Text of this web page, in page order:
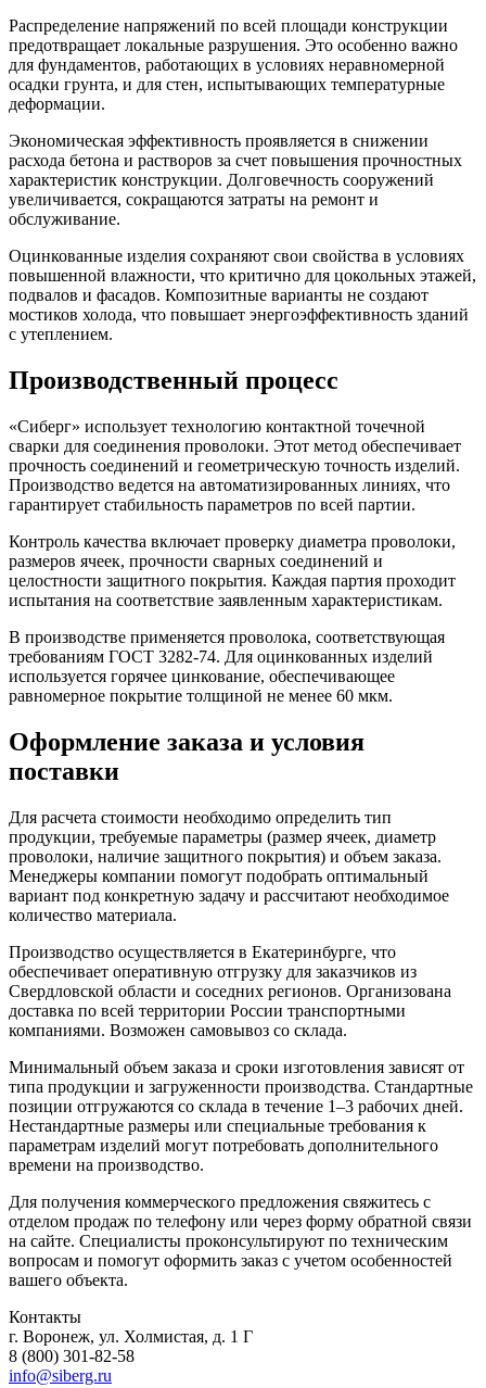
Распределение напряжений по всей площади конструкции
предотвращает локальные разрушения. Это особенно важно
для фундаментов, работающих в условиях неравномерной
осадки грунта, и для стен, испытывающих температурные
деформации.
Экономическая эффективность проявляется в снижении
расхода бетона и растворов за счет повышения прочностных
характеристик конструкции. Долговечность сооружений
увеличивается, сокращаются затраты на ремонт и
обслуживание.
Оцинкованные изделия сохраняют свои свойства в условиях
повышенной влажности, что критично для цокольных этажей,
подвалов и фасадов. Композитные варианты не создают
мостиков холода, что повышает энергоэффективность зданий
с утеплением.
Производственный процесс
«Сиберг» использует технологию контактной точечной
сварки для соединения проволоки. Этот метод обеспечивает
прочность соединений и геометрическую точность изделий.
Производство ведется на автоматизированных линиях, что
гарантирует стабильность параметров по всей партии.
Контроль качества включает проверку диаметра проволоки,
размеров ячеек, прочности сварных соединений и
целостности защитного покрытия. Каждая партия проходит
испытания на соответствие заявленным характеристикам.
В производстве применяется проволока, соответствующая
требованиям ГОСТ 3282-74. Для оцинкованных изделий
используется горячее цинкование, обеспечивающее
равномерное покрытие толщиной не менее 60 мкм.
Оформление заказа и условия
поставки
Для расчета стоимости необходимо определить тип
продукции, требуемые параметры (размер ячеек, диаметр
проволоки, наличие защитного покрытия) и объем заказа.
Менеджеры компании помогут подобрать оптимальный
вариант под конкретную задачу и рассчитают необходимое
количество материала.
Производство осуществляется в Екатеринбурге, что
обеспечивает оперативную отгрузку для заказчиков из
Свердловской области и соседних регионов. Организована
доставка по всей территории России транспортными
компаниями. Возможен самовывоз со склада.
Минимальный объем заказа и сроки изготовления зависят от
типа продукции и загруженности производства. Стандартные
позиции отгружаются со склада в течение 1–3 рабочих дней.
Нестандартные размеры или специальные требования к
параметрам изделий могут потребовать дополнительного
времени на производство.
Для получения коммерческого предложения свяжитесь с
отделом продаж по телефону или через форму обратной связи
на сайте. Специалисты проконсультируют по техническим
вопросам и помогут оформить заказ с учетом особенностей
вашего объекта.
Контакты
г. Воронеж, ул. Холмистая, д. 1 Г
8 (800) 301-82-58
info@siberg.ru